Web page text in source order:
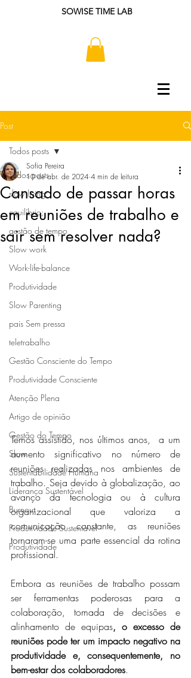
SOWISE TIME LAB
Post
Todos posts
slow living;
equilíbrio;
gestão de tempo
Slow work
Work-life-balance
Produtividade
Slow Parenting
pais Sem pressa
teletrabalho
Gestão Consciente do Tempo
Produtividade Consciente
Atenção Plena
Artigo de opinião
Gestão do Tempo
Slow
Sustentabilidade Humana
Liderança Sustentável
Burnout
Produtividade Sustentável
Produtividade
Todos posts
Cansado de passar horas
em reuniões de trabalho e
sair sem resolver nada?
Sofia Pereira
10 de abr. de 2024 4 min de leitura
Temos assistido, nos últimos anos,  a um
aumento significativo no número de
reuniões realizadas nos ambientes de
trabalho. Seja devido à globalização, ao
avanço da tecnologia ou à cultura
organizacional que valoriza a
comunicação constante, as reuniões
tornaram-se uma parte essencial da rotina
profissional.
Embora as reuniões de trabalho possam
ser ferramentas poderosas para a
colaboração, tomada de decisões e
alinhamento de equipas, o excesso de
reuniões pode ter um impacto negativo na
produtividade e, consequentemente, no
bem-estar dos colaboradores.